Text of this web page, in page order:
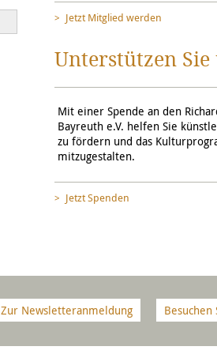
Jetzt Mitglied werden
Unterstützen Sie
Mit einer Spende an den
Bayreuth e.V. helfen Sie
zu fördern und das
mitzugestalten.
Jetzt Spenden
Besuchen
Zur Newsletteranmeldung